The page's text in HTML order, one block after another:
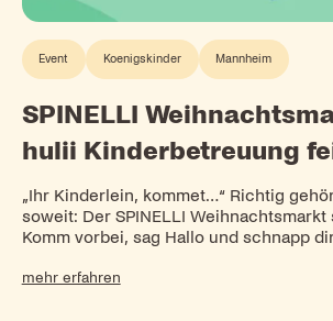
Event Koenigskinder Mannheim
SPINELLI
hulii Kinderbetreuung
„Ihr Kinderlein, kommet…“ Richtig
soweit: Der SPINELLI
Komm vorbei, sag Hallo und schnapp
mehr erfahren